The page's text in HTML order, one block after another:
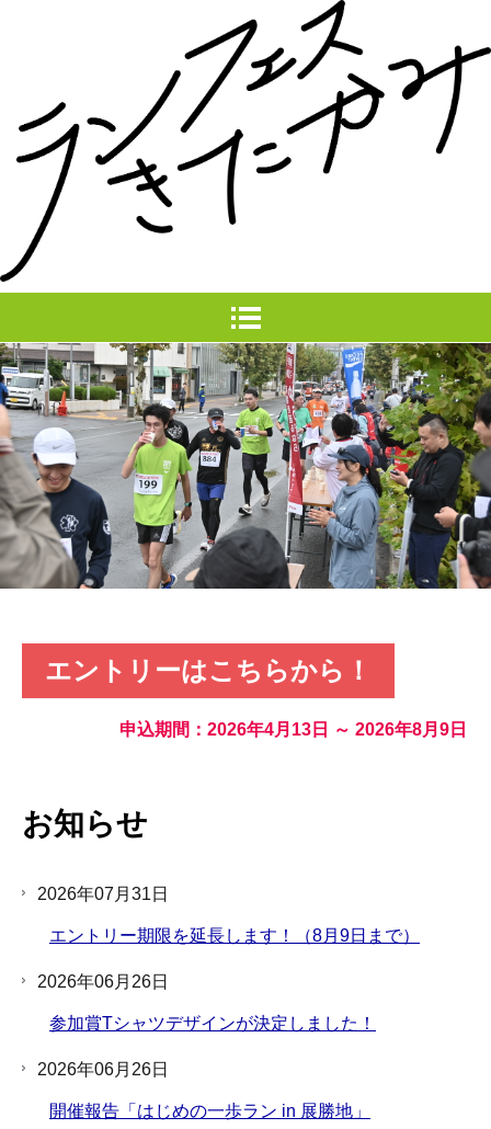
エントリーはこちらから！
申込期間：2026年4月13日 ～ 2026年8月9日
お知らせ
2026年07月31日
エントリー期限を延長します！（8月9日まで）
2026年06月26日
参加賞Tシャツデザインが決定しました！
2026年06月26日
開催報告「はじめの一歩ラン in 展勝地」